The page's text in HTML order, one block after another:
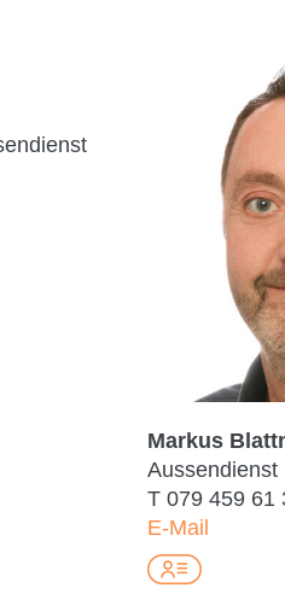
Markus
Aussendienst
T 079 459 61
E-Mail